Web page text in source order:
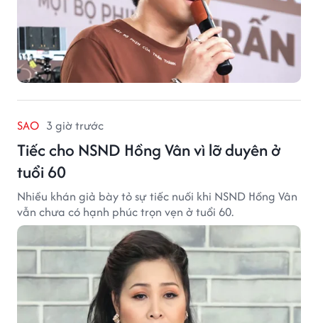
SAO 3 giờ trước
Tiếc cho NSND Hồng Vân vì lỡ duyên ở
tuổi 60
Nhiều khán giả bày tỏ sự tiếc nuối khi NSND Hồng Vân
vẫn chưa có hạnh phúc trọn vẹn ở tuổi 60.